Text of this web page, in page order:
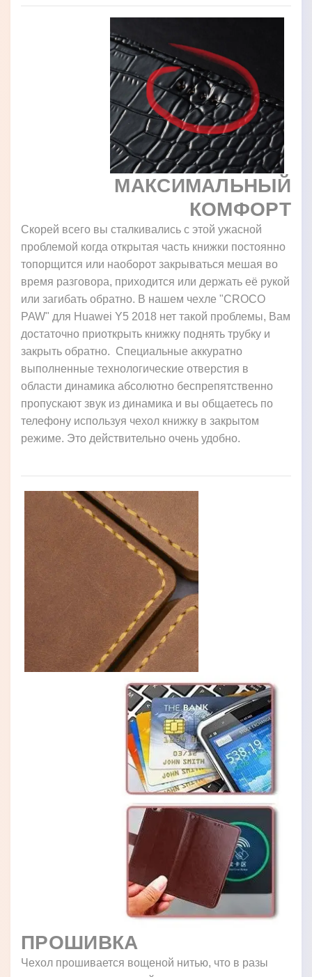
МАКСИМАЛЬНЫЙ
КОМФОРТ
Скорей всего вы сталкивались с этой ужасной
проблемой когда открытая часть книжки постоянно
топорщится или наоборот закрываться мешая во
время разговора, приходится или держать её рукой
или загибать обратно. В нашем чехле "CROCO
PAW" для Huawei Y5 2018 нет такой проблемы, Вам
достаточно приоткрыть книжку поднять трубку и
закрыть обратно. Специальные аккуратно
выполненные технологические отверстия в
области динамика абсолютно беспрепятственно
пропускают звук из динамика и вы общаетесь по
телефону используя чехол книжку в закрытом
режиме. Это действительно очень удобно.
ПРОШИВКА
Чехол прошивается вощеной нитью, что в разы